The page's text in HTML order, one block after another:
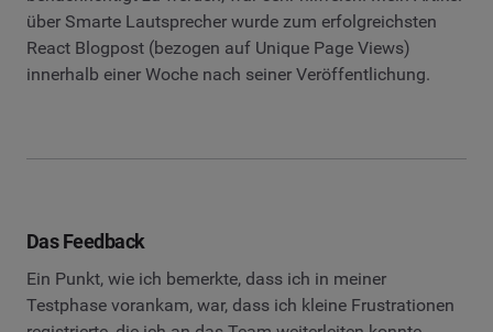
über Smarte Lautsprecher wurde zum erfolgreichsten
React Blogpost (bezogen auf Unique Page Views)
innerhalb einer Woche nach seiner Veröffentlichung.
Das Feedback
Ein Punkt, wie ich bemerkte, dass ich in meiner
Testphase vorankam, war, dass ich kleine Frustrationen